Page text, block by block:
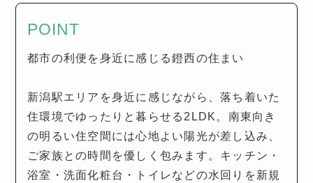
POINT
都市の利便を身近に感じる鐙西の住まい
新潟駅エリアを身近に感じながら、落ち着いた
住環境でゆったりと暮らせる2LDK。南東向き
の明るい住空間には心地よい陽光が差し込み、
ご家族との時間を優しく包みます。キッチン・
浴室・洗面化粧台・トイレなどの水回りを新規